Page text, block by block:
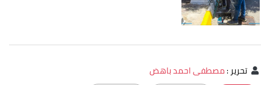
تحرير:مصطفى احمد باهض